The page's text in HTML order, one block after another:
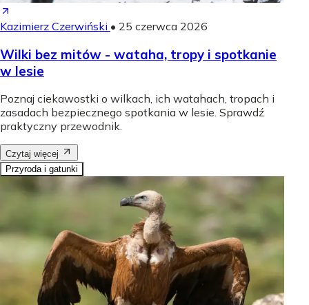
Kazimierz Czerwiński • 25 czerwca 2026
Wilki bez mitów - wataha, tropy i spotkanie
w lesie
Poznaj ciekawostki o wilkach, ich watahach, tropach i
zasadach bezpiecznego spotkania w lesie. Sprawdź
praktyczny przewodnik.
Czytaj więcej
Przyroda i gatunki